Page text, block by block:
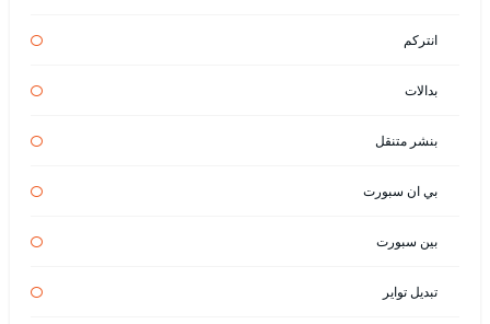
انتركم
بدالات
بنشر متنقل
بي ان سبورت
بين سبورت
تبديل تواير